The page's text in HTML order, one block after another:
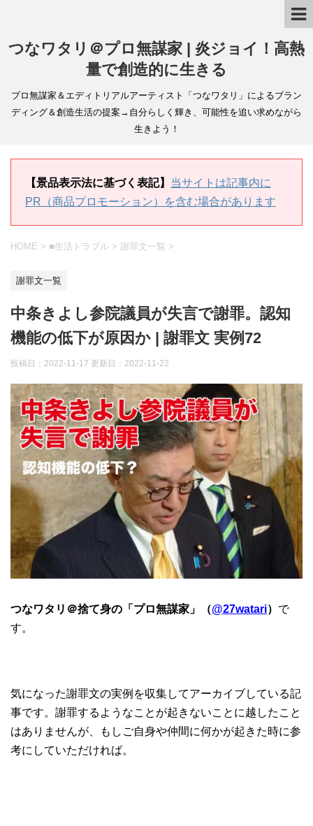
つなワタリ＠プロ無謀家 | 炎ジョイ！高熱
量で創造的に生きる
プロ無謀家＆エディトリアルアーティスト「つなワタリ」によるブラン
ディング＆創造生活の提案→自分らしく輝き、可能性を追い求めながら
生きよう！
【景品表示法に基づく表記】 当サイトは記事内に
PR（商品プロモーション）を含む場合があります
HOME > ■生活トラブル > 謝罪文一覧 >
謝罪文一覧
中条きよし参院議員が失言で謝罪。認知
機能の低下が原因か | 謝罪文 実例72
投稿日：2022-11-17 更新日： 2022-11-22
つなワタリ＠捨て身の「プロ無謀家」（@27watari） で
す。
気になった謝罪文の実例を収集してアーカイブしている記
事です。謝罪するようなことが起きないことに越したこと
はありませんが、もしご自身や仲間に何かが起きた時に参
考にしていただければ。